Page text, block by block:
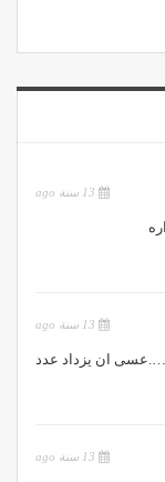
ان يزداد عدد